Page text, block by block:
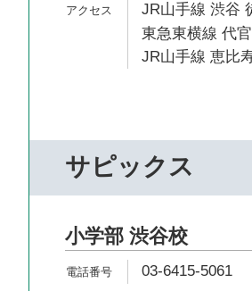
JR山手線 渋谷
東急東横線 代
JR山手線 恵比
サピックス
小学部 渋谷校
03-6415-5061